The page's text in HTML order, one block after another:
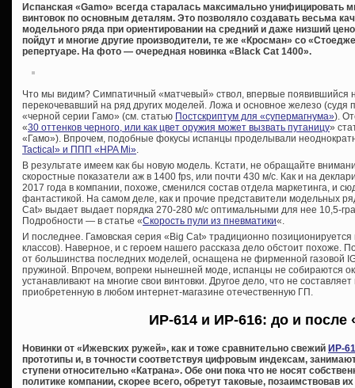
Испанская «Gamo» всегда старалась максимально унифицировать
винтовок по основным деталям. Это позволяло создавать весьма
модельного ряда при ориентировании на средний и даже низший
пойдут и многие другие производители, те же «Кросман» со
репертуаре. На фото — очередная новинка «Black Cat 1400».
Что мы видим? Симпатичный «матчевый» ствол, впервые появившийся
перекочевавший на ряд других моделей. Ложа и основное железо (судя
«черной серии Гамо» (см. статью Постскриптум для «супермагнума»).
«30 оттенков черного, или как цвет оружия может вызвать путаницу»
«Гамо»). Впрочем, подобные фокусы испанцы проделывали
Tactical» и ППП «HPA Mi»
В результате имеем как бы новую модель. Кстати, не обращайте
скоростные показатели аж в 1400 fps, или почти 430 м/с. Как и на
2017 года в компании, похоже, сменился состав отдела маркетинга, и
фантастикой. На самом деле, как и прочие представители модельных
Cat» выдает выдает порядка 270-280 м/с оптимальными для нее 10,5-
Подробности — в статье «Скорость пули из пневматики«.
И последнее. Гамовская серия «Big Cat» традиционно позиционируется
классов). Наверное, и с героем нашего рассказа дело обстоит похоже.
от большинства последних моделей, оснащена не фирменной газовой
пружиной. Впрочем, вопреки нынешней моде, испанцы не собираются
устанавливают на многие свои винтовки. Другое дело, что не
приобретенную в любом интернет-магазине отечественную ГП.
ИР-614 и ИР-616: до и после
Новинки от «Ижевских ружей», как и тоже сравнительно свежий ИР-
прототипы и, в точности соответствуя цифровым индексам,
ступени относительно «Катрана». Обе они пока что не носят
политике компании, скорее всего, обретут таковые, позаимствовав